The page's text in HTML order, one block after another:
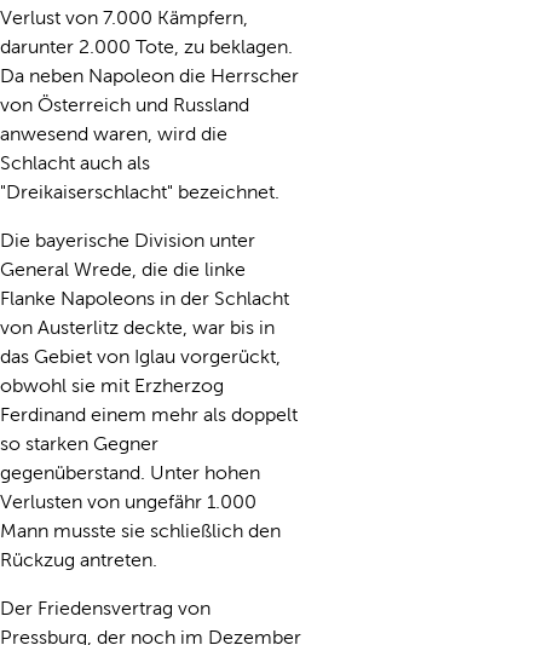
Verlust von 7.000 Kämpfern,
darunter 2.000 Tote, zu beklagen.
Da neben Napoleon die Herrscher
von Österreich und Russland
anwesend waren, wird die
Schlacht auch als
"Dreikaiserschlacht" bezeichnet.
Die bayerische Division unter
General Wrede, die die linke
Flanke Napoleons in der Schlacht
von Austerlitz deckte, war bis in
das Gebiet von Iglau vorgerückt,
obwohl sie mit Erzherzog
Ferdinand einem mehr als doppelt
so starken Gegner
gegenüberstand. Unter hohen
Verlusten von ungefähr 1.000
Mann musste sie schließlich den
Rückzug antreten.
Der Friedensvertrag von
Pressburg, der noch im Dezember